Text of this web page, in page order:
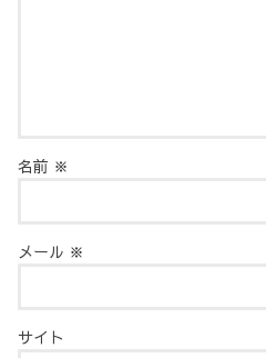
名前 ※
メール ※
サイト